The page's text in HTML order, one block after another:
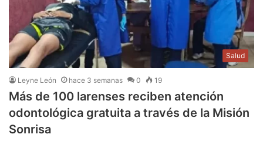
Salud
Leyne León hace 3 semanas 0 19
Más de 100 larenses reciben atención
odontológica gratuita a través de la Misión
Sonrisa